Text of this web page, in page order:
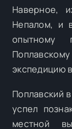
Наверное,
Непалом, и
опытному
экспедицию
Поплавский
успел
местной